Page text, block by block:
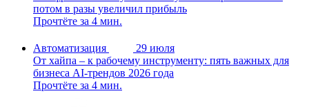
потом в разы увеличил прибыль
Прочтёте за 4 мин.
Автоматизация
29 июля
От хайпа – к рабочему инструменту: пять важных для
бизнеса AI-трендов 2026 года
Прочтёте за 4 мин.